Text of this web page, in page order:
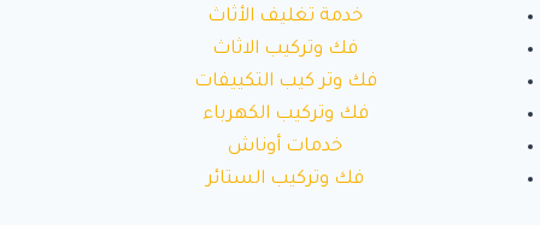
خدمة تغليف الأثاث
فك وتركيب الاثاث
فك وتر كيب التكييفات
فك وتركيب الكهرباء
خدمات أوناش
فك وتركيب الستائر